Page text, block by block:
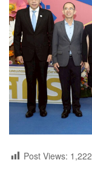
Post Views: 1,222